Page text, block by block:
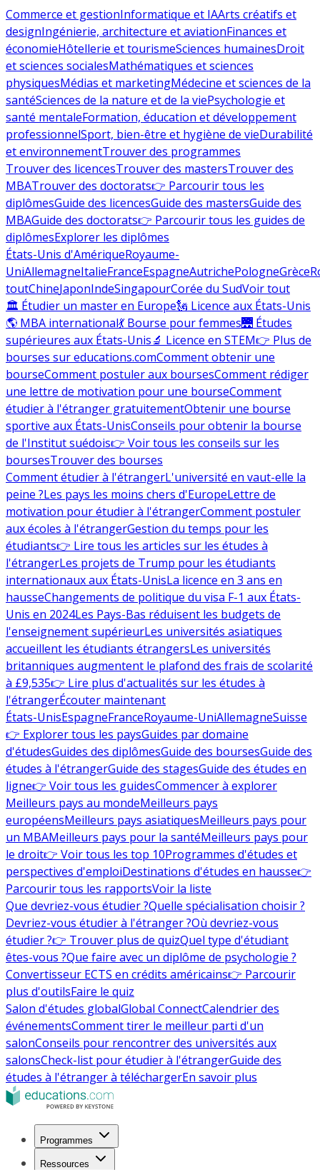
Commerce et gestionInformatique et IAArts créatifs et
designIngénierie, architecture et aviationFinances et
économieHôtellerie et tourismeSciences humainesDroit
et sciences socialesMathématiques et sciences
physiquesMédias et marketingMédecine et sciences de la
santéSciences de la nature et de la viePsychologie et
santé mentaleFormation, éducation et développement
professionnelSport, bien-être et hygiène de vieDurabilité
et environnementTrouver des programmes
Trouver des licencesTrouver des mastersTrouver des
MBATrouver des doctorats👉 Parcourir tous les
diplômesGuide des licencesGuide des mastersGuide des
MBAGuide des doctorats👉 Parcourir tous les guides de
diplômesExplorer les diplômes
États-Unis d'AmériqueRoyaume-
UniAllemagneItalieFranceEspagneAutrichePologneGrèce
toutChineJaponIndeSingapourCorée du SudVoir tout
🏛 Étudier un master en Europe🗽 Licence aux États-Unis
🌎 MBA international💃 Bourse pour femmes🌉 Études
supérieures aux États-Unis🔬 Licence en STEM👉 Plus de
bourses sur educations.comComment obtenir une
bourseComment postuler aux boursesComment rédiger
une lettre de motivation pour une bourseComment
étudier à l'étranger gratuitementObtenir une bourse
sportive aux États-UnisConseils pour obtenir la bourse
de l'Institut suédois👉 Voir tous les conseils sur les
boursesTrouver des bourses
Comment étudier à l'étrangerL'université en vaut-elle la
peine ?Les pays les moins chers d'EuropeLettre de
motivation pour étudier à l'étrangerComment postuler
aux écoles à l'étrangerGestion du temps pour les
étudiants👉 Lire tous les articles sur les études à
l'étrangerLes projets de Trump pour les étudiants
internationaux aux États-UnisLa licence en 3 ans en
hausseChangements de politique du visa F-1 aux États-
Unis en 2024Les Pays-Bas réduisent les budgets de
l'enseignement supérieurLes universités asiatiques
accueillent les étudiants étrangersLes universités
britanniques augmentent le plafond des frais de scolarité
à £9,535👉 Lire plus d'actualités sur les études à
l'étrangerÉcouter maintenant
États-UnisEspagneFranceRoyaume-UniAllemagneSuisse
👉 Explorer tous les paysGuides par domaine
d'étudesGuides des diplômesGuide des boursesGuide des
études à l'étrangerGuide des stagesGuide des études en
ligne👉 Voir tous les guidesCommencer à explorer
Meilleurs pays au mondeMeilleurs pays
européensMeilleurs pays asiatiquesMeilleurs pays pour
un MBAMeilleurs pays pour la santéMeilleurs pays pour
le droit👉 Voir tous les top 10Programmes d'études et
perspectives d'emploiDestinations d'études en hausse👉
Parcourir tous les rapportsVoir la liste
Que devriez-vous étudier ?Quelle spécialisation choisir ?
Devriez-vous étudier à l'étranger ?Où devriez-vous
étudier ?👉 Trouver plus de quizQuel type d'étudiant
êtes-vous ?Que faire avec un diplôme de psychologie ?
Convertisseur ECTS en crédits américains👉 Parcourir
plus d'outilsFaire le quiz
Salon d'études globalGlobal ConnectCalendrier des
événementsComment tirer le meilleur parti d'un
salonConseils pour rencontrer des universités aux
salonsCheck-list pour étudier à l'étrangerGuide des
études à l'étranger à téléchargerEn savoir plus
Programmes
Ressources